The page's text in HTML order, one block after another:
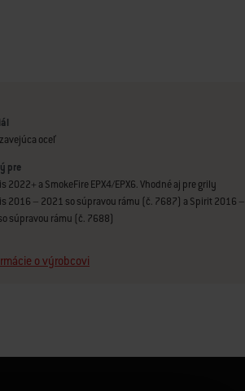
oceľ
pre
2022+ a SmokeFire EPX4/EPX6. Vhodné aj pre grily
2016 – 2021 so súpravou rámu (č. 7687) a Spirit 2016 –
súpravou rámu (č. 7688)
o výrobcovi